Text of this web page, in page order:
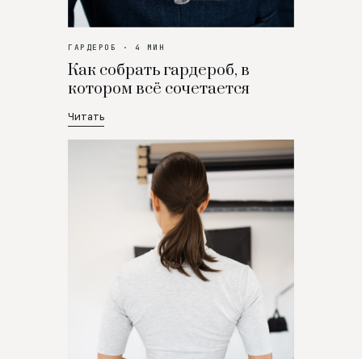
ГАРДЕРОБ · 4 МИН
Как собрать гардероб, в
котором всё сочетается
Читать